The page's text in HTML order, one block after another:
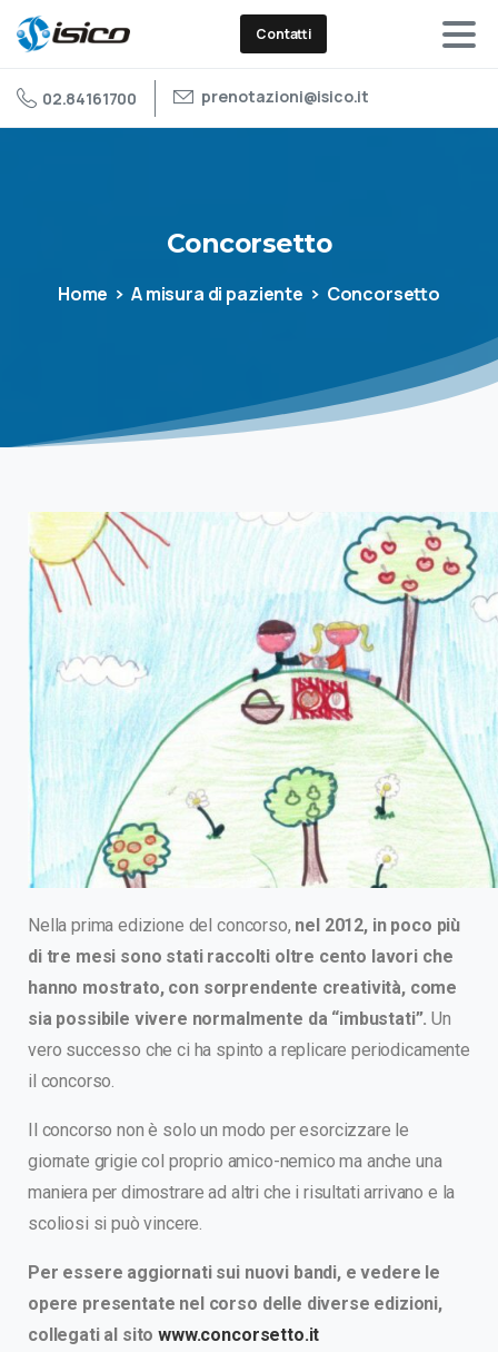
Contatti
02.84161700 prenotazioni@isico.it
Concorsetto
Home A misura di paziente Concorsetto
Nella prima edizione del concorso, nel 2012, in poco più
di tre mesi sono stati raccolti oltre cento lavori che
hanno mostrato, con sorprendente creatività, come
sia possibile vivere normalmente da “imbustati”. Un
vero successo che ci ha spinto a replicare periodicamente
il concorso.
Il concorso non è solo un modo per esorcizzare le
giornate grigie col proprio amico-nemico ma anche una
maniera per dimostrare ad altri che i risultati arrivano e la
scoliosi si può vincere.
Per essere aggiornati sui nuovi bandi, e vedere le
opere presentate nel corso delle diverse edizioni,
collegati al sitowww.concorsetto.it